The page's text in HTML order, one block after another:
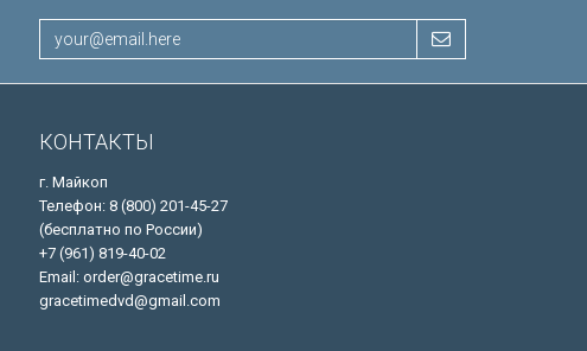
КОНТАКТЫ
г. Майкоп
Телефон: 8 (800) 201-45-27
(бесплатно по России)
+7 (961) 819-40-02
Email: order@gracetime.ru
gracetimedvd@gmail.com